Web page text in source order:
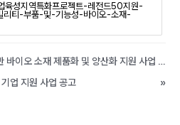
성지역특화프로젝트-레전드50지원-
티-부품-및-기능성-바이오-소재-
2026년 첨단 융복합 기술 기반 바이오 소재 제품화 및 양산화 지원 사업 기업지원 공고
업 지원 사업 공고
»